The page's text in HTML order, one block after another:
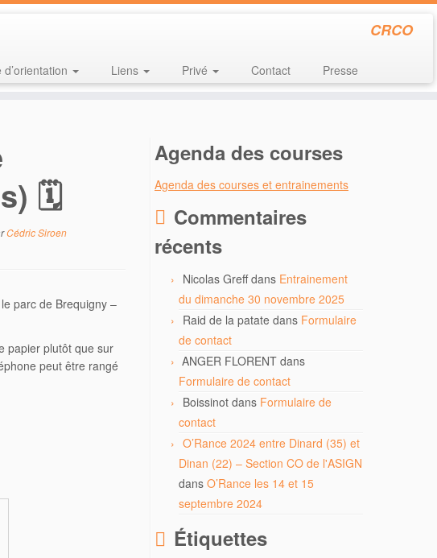
CRCO
d’orientation Liens Privé Contact Presse
🗓
Cédric Siroen
parc de Brequigny –
papier plutôt que sur
peut être rangé
Agenda des courses
Agenda des courses et entrainements
Commentaires
récents
Nicolas Greffdans Entrainement
du dimanche 30 novembre 2025
Raid de la patate dans Formulaire
de contact
ANGER FLORENT dans
Formulaire de contact
Boissinot dans Formulaire de
contact
O’Rance 2024 entre Dinard (35) et
Dinan (22) – Section CO de l'ASIGN
dans O’Rance les 14 et 15
septembre 2024
Étiquettes